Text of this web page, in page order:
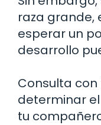
raza grande,
esperar un
desarrollo
Consulta
determinar
tu